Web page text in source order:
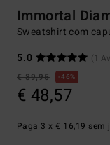
Immortal
Sweatshirt com
5.0
(1
€ 89,95
46%
€ 48,57
Paga 3 x € 16,19 sem